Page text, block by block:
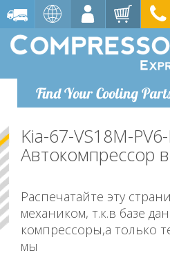
Find Your Cooling
Kia-67-VS18M-
Автокомпрессор
Распечатайте эту
механиком, т.к.в базе
компрессоры,а только
мы